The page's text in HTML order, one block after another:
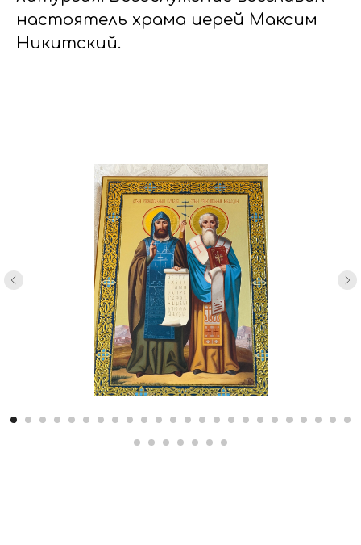
настоятель храма иерей Максим
Никитский.